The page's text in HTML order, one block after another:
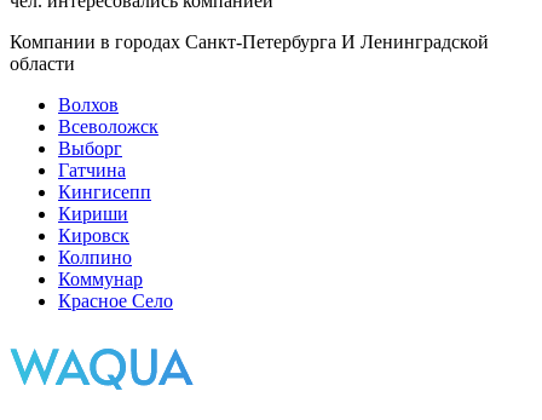
Компании в городах Санкт-Петербурга И Ленинградской
области
Волхов
Всеволожск
Выборг
Гатчина
Кингисепп
Кириши
Кировск
Колпино
Коммунар
Красное Село